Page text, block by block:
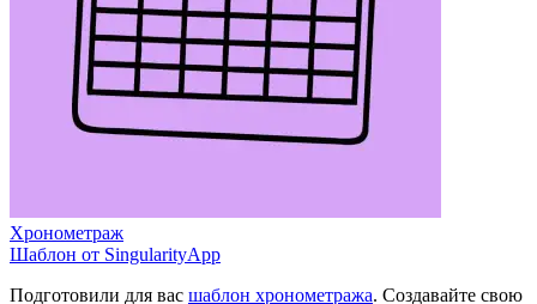
Хронометраж
Шаблон от SingularityApp
Подготовили для вас шаблон хронометража. Создавайте свою